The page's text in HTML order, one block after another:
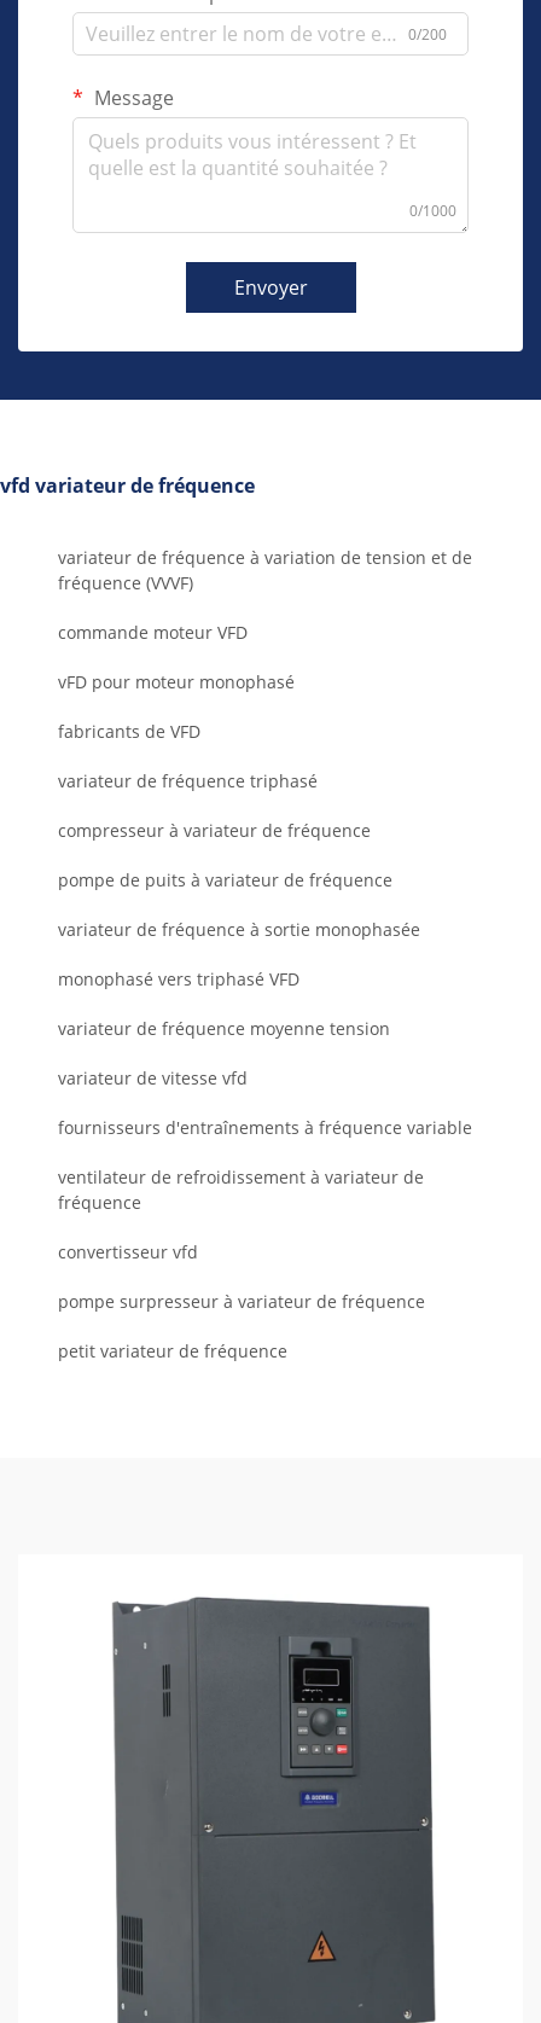
0/200
Message
0/1000
Envoyer
vfd variateur de fréquence
variateur de fréquence à variation de tension et de
fréquence (VVVF)
commande moteur VFD
vFD pour moteur monophasé
fabricants de VFD
variateur de fréquence triphasé
compresseur à variateur de fréquence
pompe de puits à variateur de fréquence
variateur de fréquence à sortie monophasée
monophasé vers triphasé VFD
variateur de fréquence moyenne tension
variateur de vitesse vfd
fournisseurs d'entraînements à fréquence variable
ventilateur de refroidissement à variateur de
fréquence
convertisseur vfd
pompe surpresseur à variateur de fréquence
petit variateur de fréquence